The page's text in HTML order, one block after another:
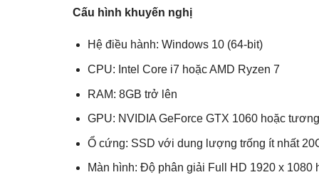
Cấu hình khuyến nghị
Hệ điều hành: Windows 10 (64-bit)
CPU: Intel Core i7 hoặc AMD Ryzen 7
RAM: 8GB trở lên
GPU: NVIDIA GeForce GTX 1060 hoặc
Ổ cứng: SSD với dung lượng trống ít nhất
Màn hình: Độ phân giải Full HD 1920 x 1080